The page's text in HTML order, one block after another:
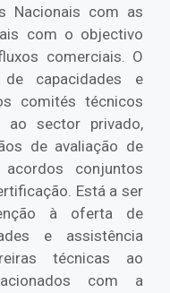
Nacionais com as
com o objectivo
comerciais. O
capacidades e
comités técnicos
ao sector privado,
de avaliação de
conjuntos
Está a ser
à oferta de
e assistência
técnicas ao
com a